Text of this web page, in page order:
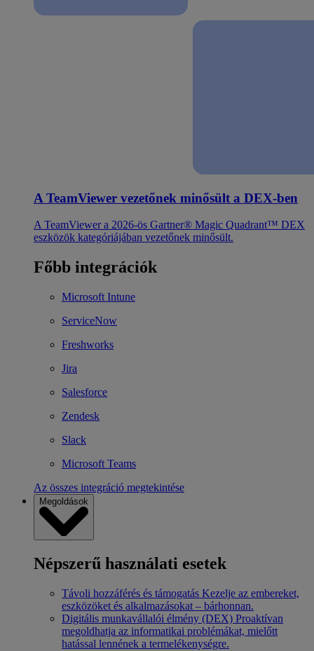
A TeamViewer vezetőnek minősült a DEX-ben
A TeamViewer a 2026-ös Gartner® Magic Quadrant™ DEX
eszközök kategóriájában vezetőnek minősült.
Főbb integrációk
Microsoft Intune
ServiceNow
Freshworks
Jira
Salesforce
Zendesk
Slack
Microsoft Teams
Az összes integráció megtekintése
Megoldások
Népszerű használati esetek
Távoli hozzáférés és támogatás Kezelje az embereket,
eszközöket és alkalmazásokat – bárhonnan.
Digitális munkavállalói élmény (DEX) Proaktívan
megoldhatja az informatikai problémákat, mielőtt
hatással lennének a termelékenységre.